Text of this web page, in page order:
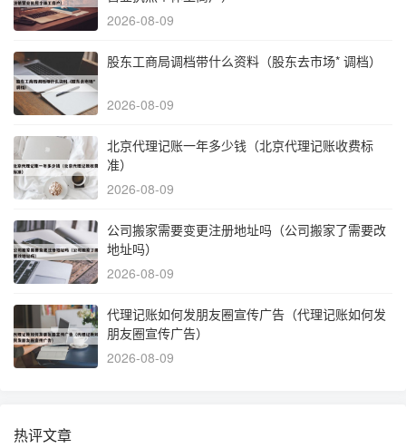
2026-08-09
股东工商局调档带什么资料（股东去市场* 调档）
2026-08-09
北京代理记账一年多少钱（北京代理记账收费标
准）
2026-08-09
公司搬家需要变更注册地址吗（公司搬家了需要改
地址吗）
2026-08-09
代理记账如何发朋友圈宣传广告（代理记账如何发
朋友圈宣传广告）
2026-08-09
热评文章